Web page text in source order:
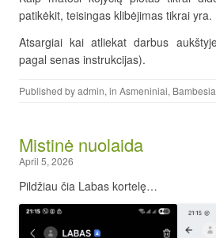
patikėkit, teisingas klibėjimas tikrai yra.
Atsargiai kai atliekat darbus
pagal senas instrukcijas).
Published byadmin, in Asmeniniai,
Mistinė nuolaida
April 5, 2026
Pildžiau čia Labas kortelę…